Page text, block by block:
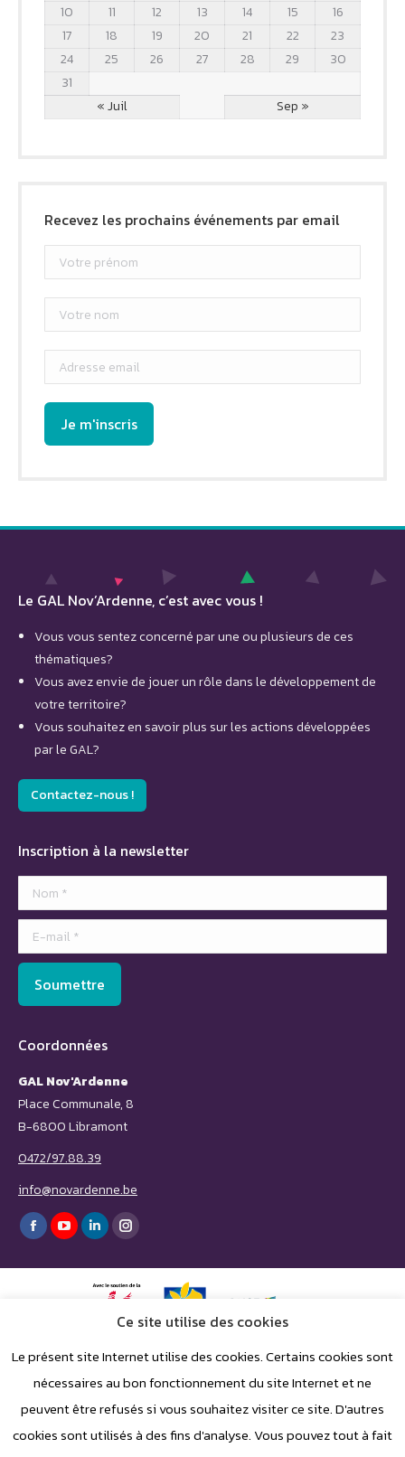
10
11 12 13 14 15
16
17
18 19 20 21 22
23
24
25 26 27 28 29
30
31
« Juil
Sep »
Recevez les prochains événements par email
Le GAL Nov’Ardenne, c’est avec vous !
Vous vous sentez concerné par une ou plusieurs de ces
thématiques?
Vous avez envie de jouer un rôle dans le développement de
votre territoire?
Vous souhaitez en savoir plus sur les actions développées
par le GAL?
Contactez-nous !
Inscription à la newsletter
Nom *
E-mail *
Soumettre
Coordonnées
GAL Nov'Ardenne
Place Communale, 8
B-6800 Libramont
0472/97.88.39
info@novardenne.be
Trouvez nous sur :
Facebook
page
YouTube
page
opens
LinkedIn
page
opens
Instagram
page
opens
in
Ce site utilise des cookies
Le présent site Internet utilise des cookies. Certains cookies sont
nécessaires au bon fonctionnement du site Internet et ne
peuvent être refusés si vous souhaitez visiter ce site. D'autres
cookies sont utilisés à des fins d'analyse. Vous pouvez tout à fait